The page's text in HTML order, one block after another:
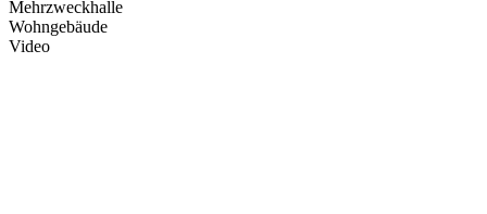
Mehrzweckhalle
Wohngebäude
Video